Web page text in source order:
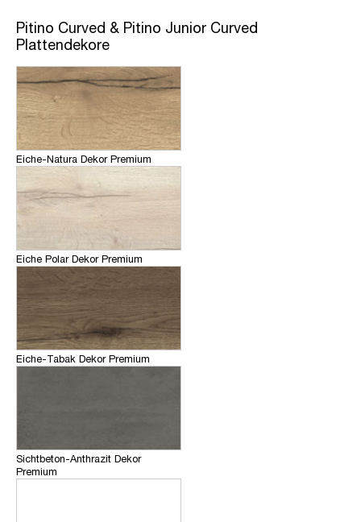
Pitino Curved & Pitino Junior Curved
Plattendekore
Eiche-Natura Dekor Premium
Eiche Polar Dekor Premium
Eiche-Tabak Dekor Premium
Sichtbeton-Anthrazit Dekor
Premium